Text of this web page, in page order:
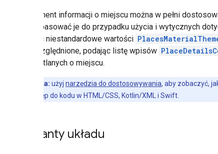
Komponent informacji o miejscu można w pełni
aby dopasować je do przypadku użycia i wytycznych
podając niestandardowe wartości
być uwzględnione, podając listę wpisów
wyświetlanych o miejscu.
Wskazówka: użyj narzędzia do dostosowywania, aby zobaczyć,
i uzyskać dostęp do kodu w HTML/CSS, Kotlin/XML i Swift.
Warianty układu